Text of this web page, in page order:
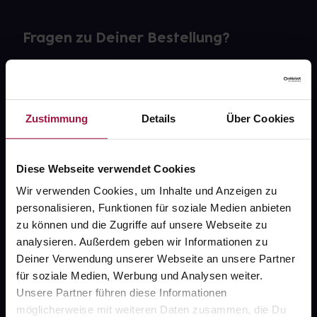
Zustimmung Details Über Cookies
Diese Webseite verwendet Cookies
Wir verwenden Cookies, um Inhalte und Anzeigen zu
personalisieren, Funktionen für soziale Medien anbieten
zu können und die Zugriffe auf unsere Webseite zu
analysieren. Außerdem geben wir Informationen zu
Deiner Verwendung unserer Webseite an unsere Partner
für soziale Medien, Werbung und Analysen weiter.
Unsere Partner führen diese Informationen
möglicherweise mit weiteren Daten zusammen, die Du
Fragen zu Deiner Bestellung?
gesund.de
Über uns
Karriere
Newsletter